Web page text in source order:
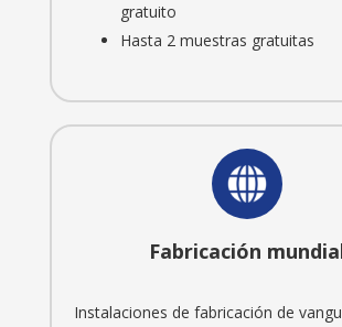
gratuito
Hasta 2 muestras gratuitas
Fabricación
Instalaciones de fabricación de